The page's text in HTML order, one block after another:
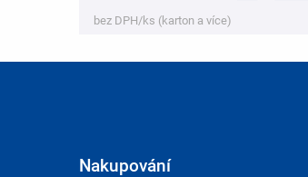
bez DPH/ks (karton a více)
Nakupování